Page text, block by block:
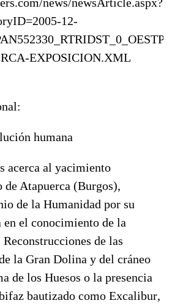
12-
EXPOSICION.XML
humana
acerca al yacimiento
Atapuerca (Burgos),
de la Humanidad por su
en el conocimiento de la
de las
la Gran Dolina y del cráneo
de los Huesos o la presencia
bautizado como Excalibur,